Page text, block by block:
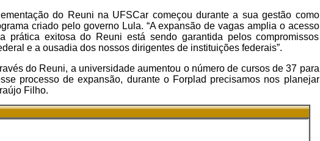
do Reuni na UFSCar começou durante a sua gestão como
criado pelo governo Lula. “A expansão de vagas amplia o acesso
prática exitosa do Reuni está sendo garantida pelos compromissos
e a ousadia dos nossos dirigentes de instituições federais”.
do Reuni, a universidade aumentou o número de cursos de 37 para
processo de expansão, durante o Forplad precisamos nos planejar
Filho.